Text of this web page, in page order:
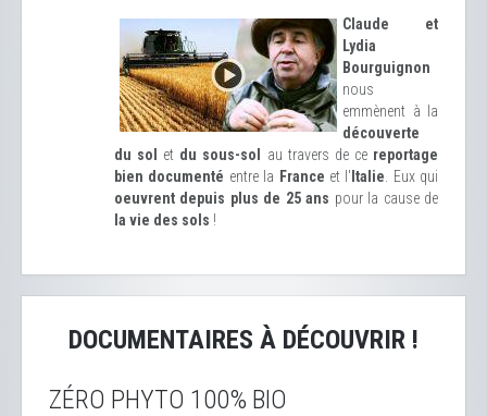
Claude et
Lydia
Bourguignon
nous
emmènent à la
découverte
du sol
et du sous-sol au travers de ce reportage
bien documenté entre la France et l' Italie . Eux qui
oeuvrent depuis plus de 25 ans pour la cause de
la vie des sols !
DOCUMENTAIRES À DÉCOUVRIR !
ZÉRO PHYTO 100% BIO